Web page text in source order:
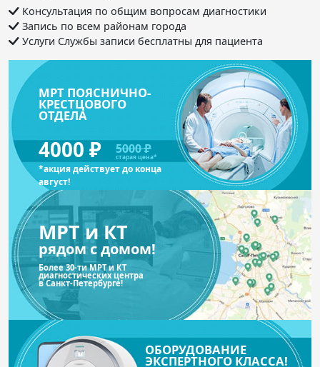
Консультация по общим вопросам диагностики
Запись по всем районам города
Услуги Службы записи бесплатны для пациента
МРТ ПОЯСНИЧНО-
КРЕСТЦОВОГО
ОТДЕЛА
4000 ₽ 5000 ₽
старая цена*
*акция действует до конца
август!
МРТ и КТ
рядом с домом!
Более 30-ти МРТ и КТ
диагностических центра
в Санкт-Петербурге!
ОБОРУДОВАНИЕ
ЭКСПЕРТНОГО КЛАССА!